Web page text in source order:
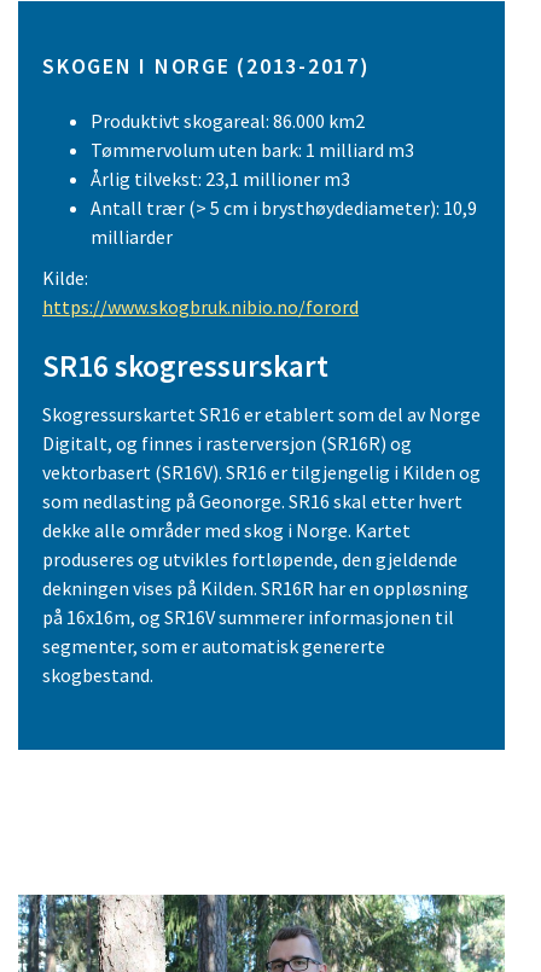
SKOGEN I NORGE (2013-2017)
Produktivt skogareal: 86.000 km2
Tømmervolum uten bark: 1 milliard m3
Årlig tilvekst: 23,1 millioner m3
Antall trær (> 5 cm i brysthøydediameter): 10,9
milliarder
Kilde:
https://www.skogbruk.nibio.no/forord
SR16 skogressurskart
Skogressurskartet SR16 er etablert som del av Norge
Digitalt, og finnes i rasterversjon (SR16R) og
vektorbasert (SR16V). SR16 er tilgjengelig i Kilden og
som nedlasting på Geonorge. SR16 skal etter hvert
dekke alle områder med skog i Norge. Kartet
produseres og utvikles fortløpende, den gjeldende
dekningen vises på Kilden. SR16R har en oppløsning
på 16x16m, og SR16V summerer informasjonen til
segmenter, som er automatisk genererte
skogbestand.